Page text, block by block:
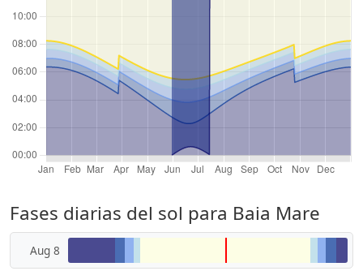
Fases diarias del sol para Baia Mare
Aug 8